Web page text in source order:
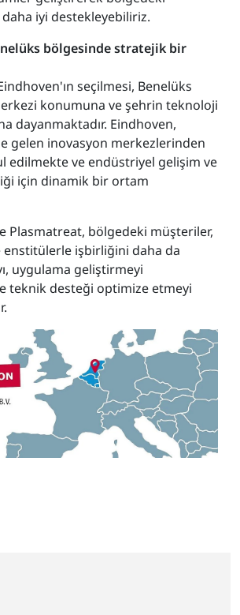
iyi destekleyebiliriz.
bölgesinde stratejik bir
seçilmesi, Benelüks
konumuna ve şehrin teknoloji
dayanmaktadır. Eindhoven,
gelen inovasyon merkezlerinden
edilmekte ve endüstriyel gelişim ve
için dinamik bir ortam
Plasmatreat, bölgedeki müşteriler,
enstitülerle işbirliğini daha da
uygulama geliştirmeyi
teknik desteği optimize etmeyi